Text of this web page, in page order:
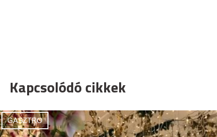
Kapcsolódó cikkek
GASZTRO